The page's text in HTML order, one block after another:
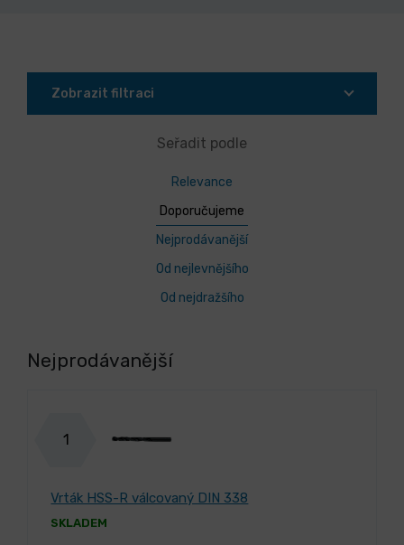
Zobrazit filtraci
Seřadit podle
Relevance
Doporučujeme
Nejprodávanější
Od nejlevnějšího
Od nejdražšího
Nejprodávanější
1
Vrták HSS-R válcovaný DIN 338
SKLADEM